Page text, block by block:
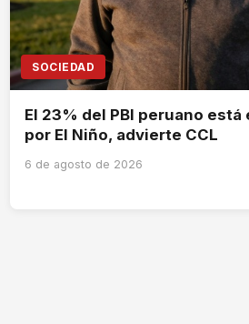
SOCIEDAD
El 23% del PBI peruano está
por El Niño, advierte CCL
6 de agosto de 2026